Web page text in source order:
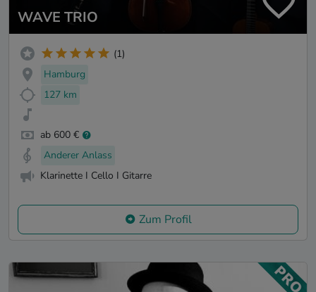
WAVE TRIO
(1)
Hamburg
127 km
ab 600 €
Anderer Anlass
Klarinette I Cello I Gitarre
Zum Profil